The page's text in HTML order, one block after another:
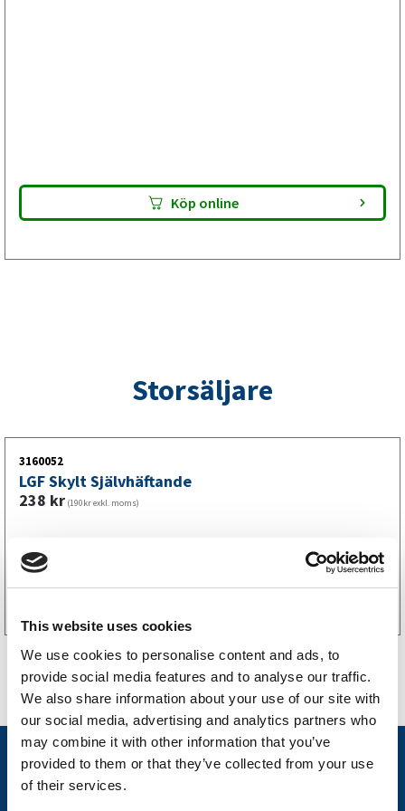
This website uses cookies
We use cookies to personalise content and ads, to
provide social media features and to analyse our traffic.
We also share information about your use of our site with
our social media, advertising and analytics partners who
may combine it with other information that you’ve
provided to them or that they’ve collected from your use
of their services.
Köp online
Storsäljare
3160052
LGF Skylt Självhäftande
238 kr (190kr exkl. moms)
Nyheter
Släpvagnsfabrikat